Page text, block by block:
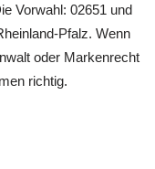
Vorwahl: 02651 und
Pfalz. Wenn
oder Markenrecht
richtig.